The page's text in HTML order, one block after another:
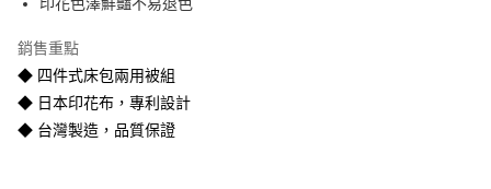
全盈+PAY
AFTEE先享後付
相關說明
【關於「AFTEE先享後付」】
銷售重點
◆ 四件式床包兩用被組
◆ 日本印花布，專利設計
◆ 台灣製造，品質保證